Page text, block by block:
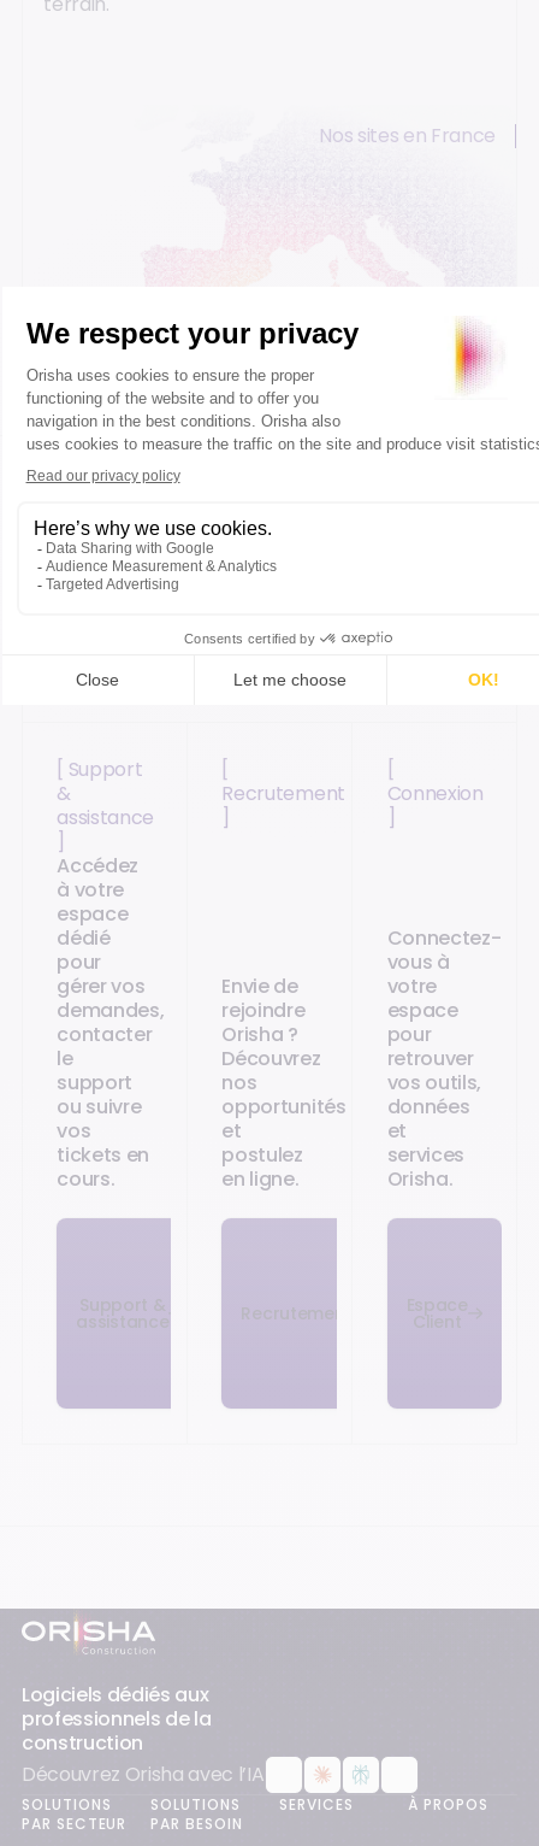
Nos sites en France
CaenParis
Bordeaux
Votre demande concerne autre chose ?
Accédez directement aux pages les plus
[ Support
&
assistance
Accédez
à votre
espace
dédié
pour
gérer vos
demandes,
contacter
le
support
ou suivre
vos
tickets en
cours.
Support &
assistance
Recrutement
Envie de
rejoindre
Orisha ?
Découvrez
nos
opportunités
et
postulez
en ligne.
Recrutement
Connexion
Connectez-
vous à
votre
espace
pour
retrouver
vos outils,
données
et
services
Orisha.
Espace
Client
Pied-de-page
Logiciels dédiés aux
professionnels de la
construction
Découvrez Orisha avec l’IA
SOLUTIONS
PAR SECTEUR
SOLUTIONS
PAR BESOIN
SERVICES À PROPOS